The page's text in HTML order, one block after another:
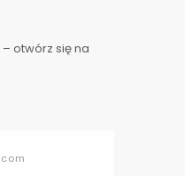
otwórz się na